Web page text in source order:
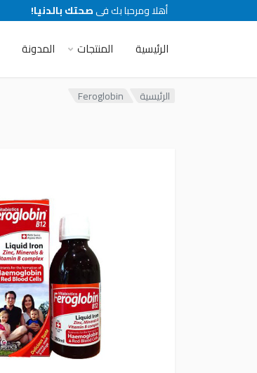
أهلا ومرحبا بك فىصحتك بالدنيا!
الرئيسية المنتجات المدونة
الرئيسية Feroglobin